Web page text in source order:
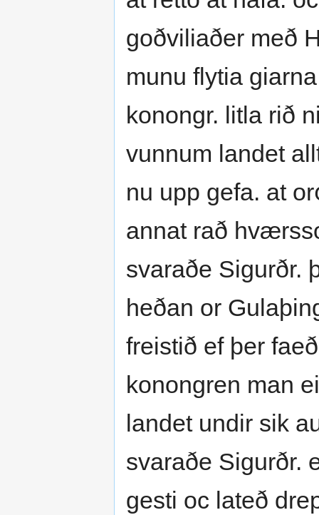
goðviliaðer með
munu flytia
konongr. litla rið
vunnum landet
nu upp gefa. at
annat rað
svaraðe Sigurðr.
heðan or
freistið ef þer
konongren man
landet undir sik
svaraðe Sigurðr.
gesti oc lateð